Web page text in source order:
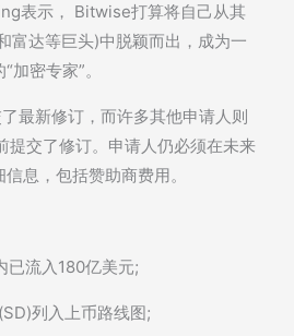
表示， Bitwise打算将自己从其
富达等巨头)中脱颖而出，成为一
加密专家”。
最新修订，而许多其他申请人则
提交了修订。申请人仍必须在未来
息，包括赞助商费用。
已流入180亿美元;
列入上币路线图;